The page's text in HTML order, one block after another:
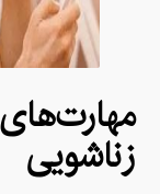
زناشویی